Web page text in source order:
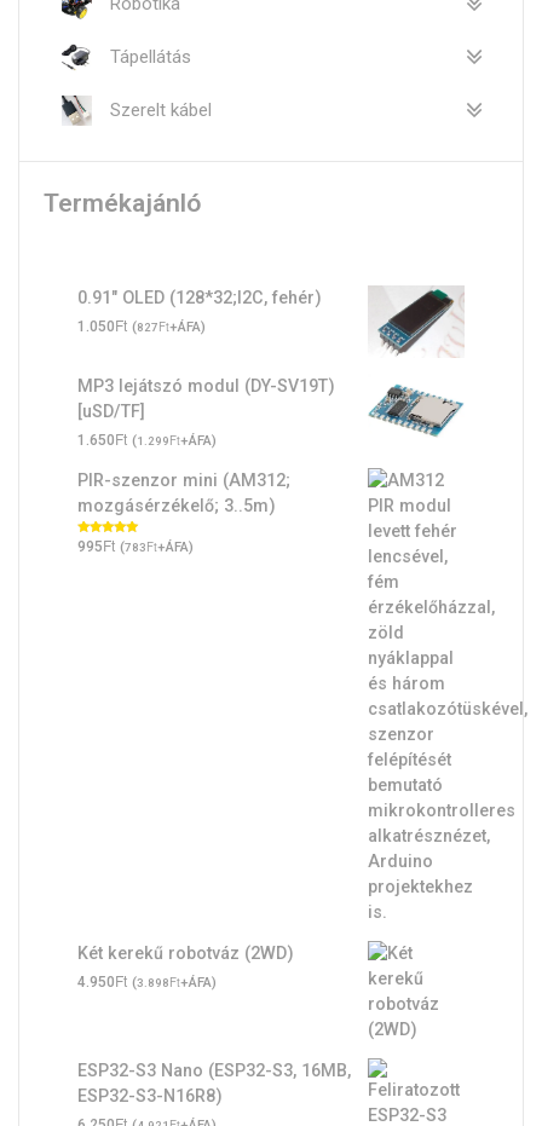
Tápellátás
Szerelt kábel
Termékajánló
0.91" OLED (128*32;I2C, fehér)
1.050Ft (827Ft+ÁFA)
MP3 lejátszó modul (DY-SV19T)
[uSD/TF]
1.650Ft (1.299Ft+ÁFA)
PIR-szenzor mini (AM312;
mozgásérzékelő; 3..5m)
Értékelés:
5.00/ 5
995Ft (783Ft+ÁFA)
Két kerekű robotváz (2WD)
4.950Ft (3.898Ft+ÁFA)
ESP32-S3 Nano (ESP32-S3, 16MB,
ESP32-S3-N16R8)